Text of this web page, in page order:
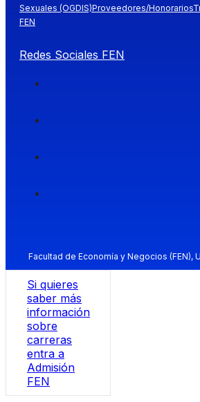
Sexuales (OGDIS)Proveedores/Honorarios
FEN
Redes Sociales FEN
Facultad de Economía y Negocios (FEN),
Si quieres
saber más
información
sobre
carreras
entra a
Admisión
FEN